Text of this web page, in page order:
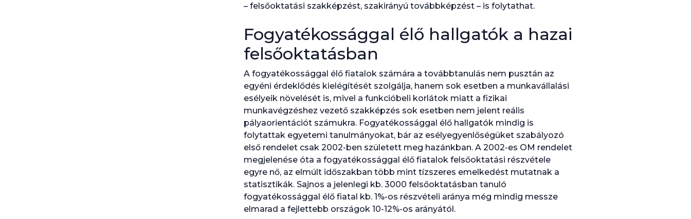
– felsőoktatási szakképzést, szakirányú továbbképzést – is folytathat.
Fogyatékossággal élő hallgatók a hazai
felsőoktatásban
A fogyatékossággal élő fiatalok számára a továbbtanulás nem pusztán az
egyéni érdeklődés kielégítését szolgálja, hanem sok esetben a munkavállalási
esélyeik növelését is, mivel a funkcióbeli korlátok miatt a fizikai
munkavégzéshez vezető szakképzés sok esetben nem jelent reális
pályaorientációt számukra. Fogyatékossággal élő hallgatók mindig is
folytattak egyetemi tanulmányokat, bár az esélyegyenlőségüket szabályozó
első rendelet csak 2002-ben született meg hazánkban. A 2002-es OM rendelet
megjelenése óta a fogyatékossággal élő fiatalok felsőoktatási részvétele
egyre nő, az elmúlt időszakban több mint tízszeres emelkedést mutatnak a
statisztikák. Sajnos a jelenlegi kb. 3000 felsőoktatásban tanuló
fogyatékossággal élő fiatal kb. 1%-os részvételi aránya még mindig messze
elmarad a fejlettebb országok 10-12%-os arányától.